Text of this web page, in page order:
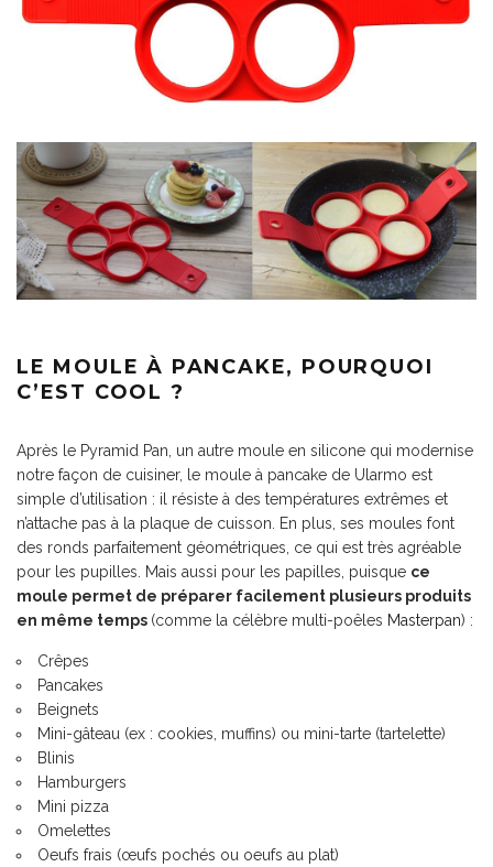
LE MOULE À PANCAKE, POURQUOI
C’EST COOL ?
Après le Pyramid Pan, un autre moule en silicone qui modernise
notre façon de cuisiner, le moule à pancake de Ularmo est
simple d’utilisation : il résiste à des températures extrêmes et
n’attache pas à la plaque de cuisson. En plus, ses moules font
des ronds parfaitement géométriques, ce qui est très agréable
pour les pupilles. Mais aussi pour les papilles, puisque ce
moule permet de préparer facilement plusieurs produits
en même temps (comme la célèbre multi-poêles Masterpan) :
Crêpes
Pancakes
Beignets
Mini-gâteau (ex : cookies, muffins) ou mini-tarte (tartelette)
Blinis
Hamburgers
Mini pizza
Omelettes
Oeufs frais (œufs pochés ou oeufs au plat)